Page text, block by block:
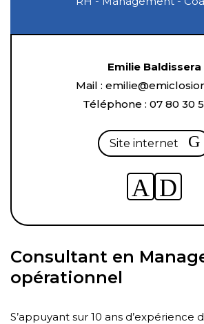
Emilie Baldissera
Mail : emilie@emiclos
Téléphone : 07 80 30
Site internet
https://https://
Consultant en
opérationnel
S’appuyant sur 10 ans d’expérience